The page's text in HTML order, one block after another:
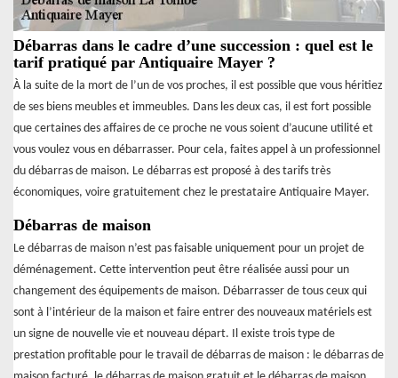
Débarras dans le cadre d’une succession : quel est le
tarif pratiqué par Antiquaire Mayer ?
À la suite de la mort de l’un de vos proches, il est possible que vous héritiez
de ses biens meubles et immeubles. Dans les deux cas, il est fort possible
que certaines des affaires de ce proche ne vous soient d’aucune utilité et
vous voulez vous en débarrasser. Pour cela, faites appel à un professionnel
du débarras de maison. Le débarras est proposé à des tarifs très
économiques, voire gratuitement chez le prestataire Antiquaire Mayer.
Débarras de maison
Le débarras de maison n’est pas faisable uniquement pour un projet de
déménagement. Cette intervention peut être réalisée aussi pour un
changement des équipements de maison. Débarrasser de tous ceux qui
sont à l’intérieur de la maison et faire entrer des nouveaux matériels est
un signe de nouvelle vie et nouveau départ. Il existe trois type de
prestation profitable pour le travail de débarras de maison : le débarras de